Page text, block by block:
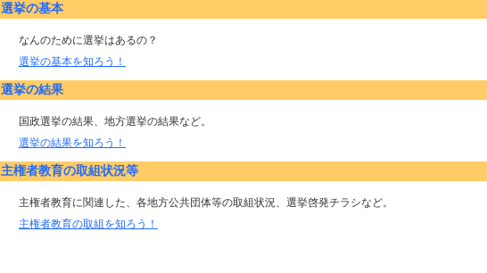
選挙の基本
なんのために選挙はあるの？
選挙の基本を知ろう！
選挙の結果
国政選挙の結果、地方選挙の結果など。
選挙の結果を知ろう！
主権者教育の取組状況等
主権者教育に関連した、各地方公共団体等の取組状況、選挙啓発チラシなど。
主権者教育の取組を知ろう！